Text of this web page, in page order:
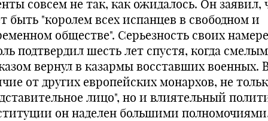
совсем не так, как ожидалось. Он заявил,
быть "королем всех испанцев в свободном и
обществе". Серьезность своих
подтвердил шесть лет спустя, когда смелым
вернул в казармы восставших военных.
от других европейских монархов, не
лицо", но и влиятельный
он наделен большими